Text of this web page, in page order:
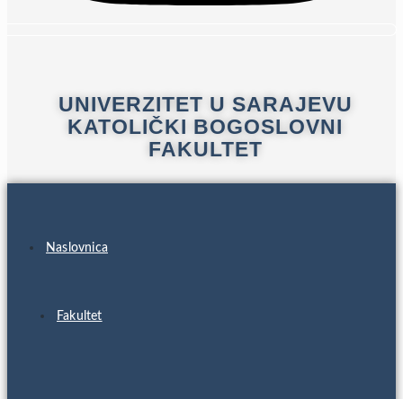
UNIVERZITET U SARAJEVU
KATOLIČKI BOGOSLOVNI
FAKULTET
Naslovnica
Fakultet